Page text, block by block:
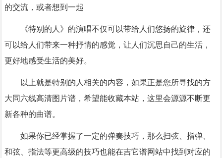
的交流，或者想到一起
《特别的人》的演唱不仅可以带给人们悠扬的旋律，还
可以给人们带来一种抒情的感觉，让人们沉思自己的生活，
更好地感受生活的美好。
以上就是特别的人相关的内容，如果正是您所寻找的方
大同六线高清图片谱，希望能收藏本站，这里会源源不断更
新各种的曲谱。
如果你已经掌握了一定的弹奏技巧，那么扫弦、指弹、
和弦、指法等更高级的技巧也能在吉它谱网站中找到对应的